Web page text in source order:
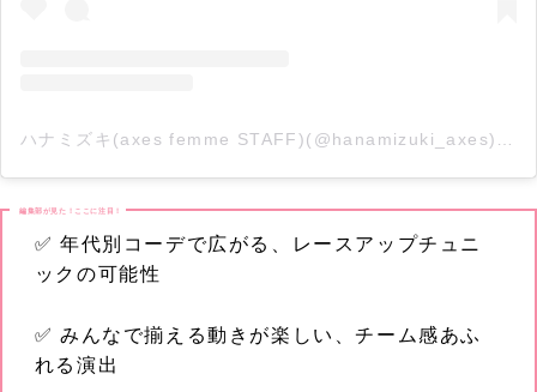
ハナミズキ(axes femme STAFF)(@hanamizuki_axes)がシェアした投稿
編集部が見た！ここに注目！
✅ 年代別コーデで広がる、レースアップチュニ
ックの可能性
✅ みんなで揃える動きが楽しい、チーム感あふ
れる演出